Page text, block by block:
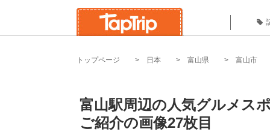
トップページ 日本 富山県 富山市
富山駅周辺の人気グルメス
ご紹介の画像27枚目